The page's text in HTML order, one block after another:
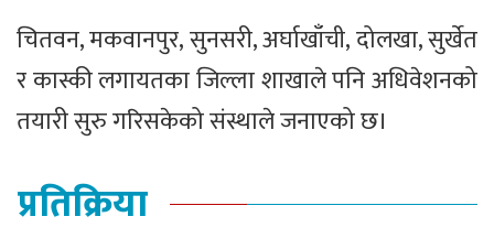
चितवन, मकवानपुर, सुनसरी, अर्घाखाँची, दोलखा, सुर्खेत
र कास्की लगायतका जिल्ला शाखाले पनि अधिवेशनको
तयारी सुरु गरिसकेको संस्थाले जनाएको छ।
प्रतिक्रिया